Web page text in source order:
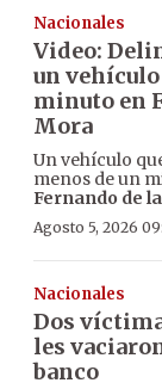
Nacionales
Video:
un
minuto en
Mora
Un vehículo
menos de un
Fernando de
Agosto 5, 2026
Nacionales
Dos
les
banco